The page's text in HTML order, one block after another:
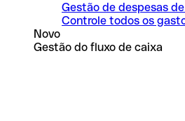
Gestão de despesas
Controle todos os
Novo
Gestão do fluxo de caixa